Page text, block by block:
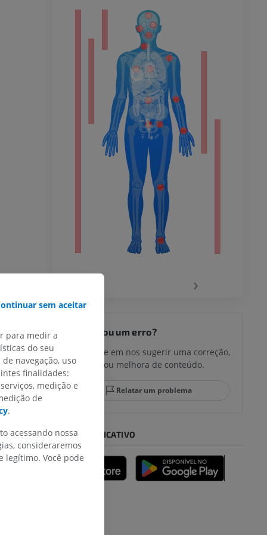
e do
inferior
›
Encontrou um erro?
Não hesite em nos sugerir uma correção,
tradução ou melhora de conteúdo.
Relatar um problema
BAIXE O APLICATIVO
sem aceitar
para medir a
do seu
navegação, uso
finalidades:
medição e
de
.
acessando nossa
consideraremos
legítimo. Você pode